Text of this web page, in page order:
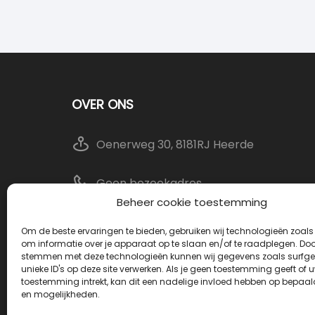
Beheer cookie toestemming
Om de beste ervaringen te bieden, gebruiken wij technologieën
om informatie over je apparaat op te slaan en/of te raadplegen.
stemmen met deze technologieën kunnen wij gegevens zoals
unieke ID's op deze site verwerken. Als je geen toestemming geeft of
toestemming intrekt, kan dit een nadelige invloed hebben op
en mogelijkheden.
OVER ONS
Oenerweg 30, 8181RJ Heerde
Geen bezoekadres
Maandag - Vrijdag 08:30 - 17:30